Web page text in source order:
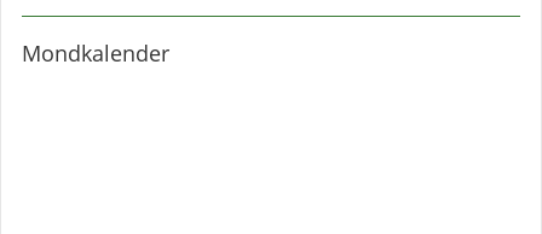
Mondkalender